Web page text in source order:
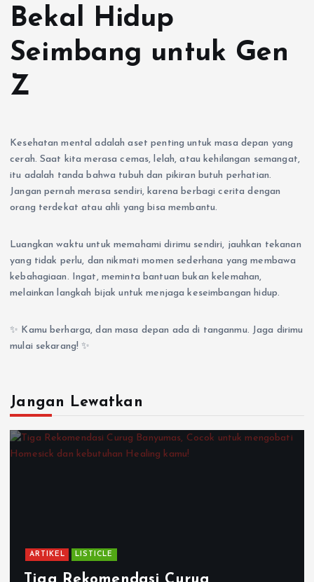
Bekal Hidup
Seimbang untuk Gen
Z
Kesehatan mental adalah aset penting untuk masa depan yang
cerah. Saat kita merasa cemas, lelah, atau kehilangan semangat,
itu adalah tanda bahwa tubuh dan pikiran butuh perhatian.
Jangan pernah merasa sendiri, karena berbagi cerita dengan
orang terdekat atau ahli yang bisa membantu.
Luangkan waktu untuk memahami dirimu sendiri, jauhkan tekanan
yang tidak perlu, dan nikmati momen sederhana yang membawa
kebahagiaan. Ingat, meminta bantuan bukan kelemahan,
melainkan langkah bijak untuk menjaga keseimbangan hidup.
✨ Kamu berharga, dan masa depan ada di tanganmu. Jaga dirimu
mulai sekarang! ✨
Jangan Lewatkan
ARTIKEL LISTICLE